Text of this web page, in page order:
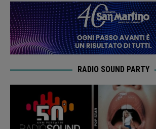
RADIO SOUND PARTY